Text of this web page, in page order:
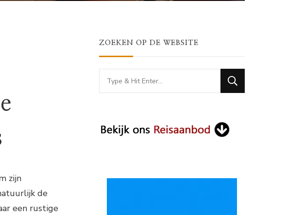
zijn
de
een rustige
ZOEKEN OP DE WEBSITE
Looking
for